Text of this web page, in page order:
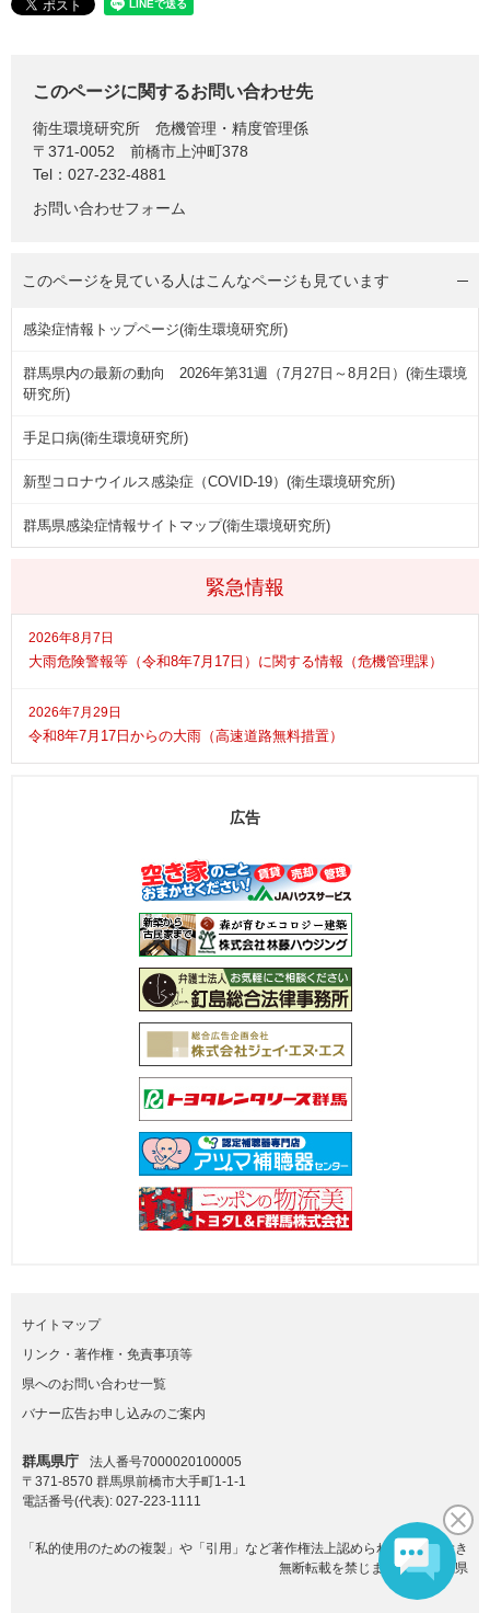
このページに関するお問い合わせ先
衛生環境研究所
危機管理・精度管理係
〒371-0052
前橋市上沖町378
Tel：027-232-4881
お問い合わせフォーム
緊急情報
2026年8月7日
大雨危険警報等（令和8年7月17日）に関する情報（危機管理課）
2026年7月29日
令和8年7月17日からの大雨（高速道路無料措置）
このページを見ている人はこんなページも見ています
感染症情報トップページ(衛生環境研究所)
群馬県内の最新の動向 2026年第31週（7月27日～8月2日）(衛生環境
研究所)
手足口病(衛生環境研究所)
新型コロナウイルス感染症（COVID-19）(衛生環境研究所)
群馬県感染症情報サイトマップ(衛生環境研究所)
広告
サイトマップ
リンク・著作権・免責事項等
県へのお問い合わせ一覧
バナー広告お申し込みのご案内
群馬県庁
法人番号7000020100005
〒371-8570 群馬県前橋市大手町1-1-1
電話番号(代表): 027-223-1111
「私的使用のための複製」や「引用」など著作権法上認められた場合を除き
無断転載を禁じます。(C)群馬県